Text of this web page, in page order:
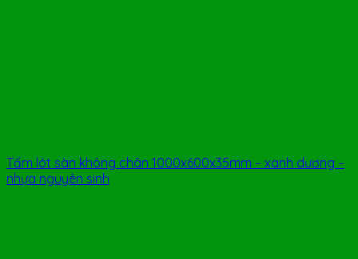
Tấm lót sàn không chân 1000x600x35mm – xanh dương –
nhựa nguyên sinh